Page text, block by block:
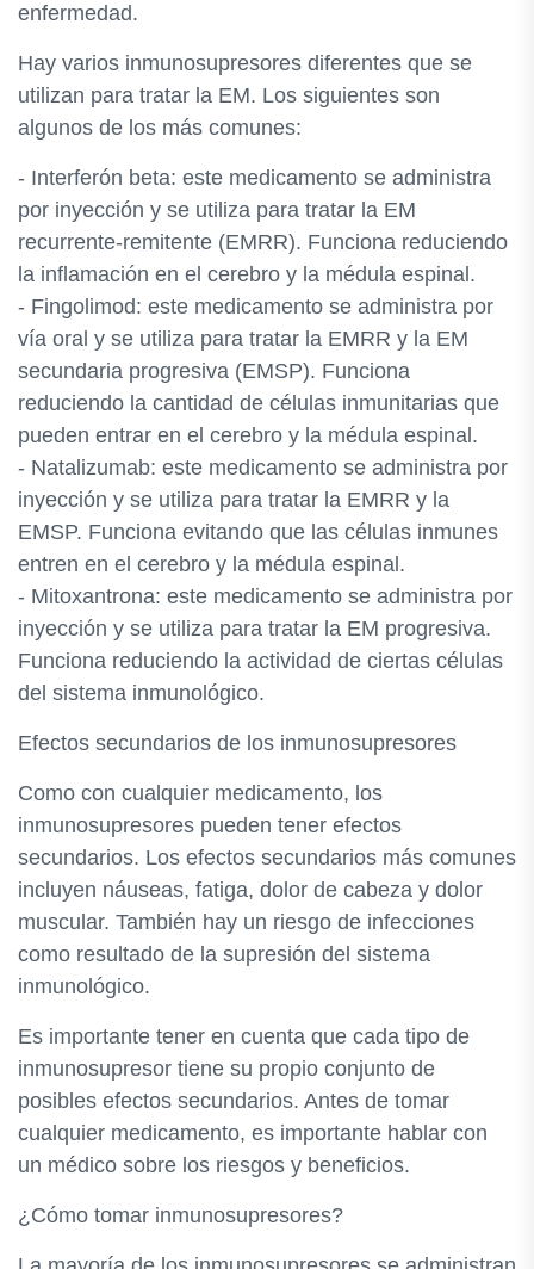
enfermedad.
Hay varios inmunosupresores diferentes que se
utilizan para tratar la EM. Los siguientes son
algunos de los más comunes:
- Interferón beta: este medicamento se administra
por inyección y se utiliza para tratar la EM
recurrente-remitente (EMRR). Funciona reduciendo
la inflamación en el cerebro y la médula espinal.
- Fingolimod: este medicamento se administra por
vía oral y se utiliza para tratar la EMRR y la EM
secundaria progresiva (EMSP). Funciona
reduciendo la cantidad de células inmunitarias que
pueden entrar en el cerebro y la médula espinal.
- Natalizumab: este medicamento se administra por
inyección y se utiliza para tratar la EMRR y la
EMSP. Funciona evitando que las células inmunes
entren en el cerebro y la médula espinal.
- Mitoxantrona: este medicamento se administra por
inyección y se utiliza para tratar la EM progresiva.
Funciona reduciendo la actividad de ciertas células
del sistema inmunológico.
Efectos secundarios de los inmunosupresores
Como con cualquier medicamento, los
inmunosupresores pueden tener efectos
secundarios. Los efectos secundarios más comunes
incluyen náuseas, fatiga, dolor de cabeza y dolor
muscular. También hay un riesgo de infecciones
como resultado de la supresión del sistema
inmunológico.
Es importante tener en cuenta que cada tipo de
inmunosupresor tiene su propio conjunto de
posibles efectos secundarios. Antes de tomar
cualquier medicamento, es importante hablar con
un médico sobre los riesgos y beneficios.
¿Cómo tomar inmunosupresores?